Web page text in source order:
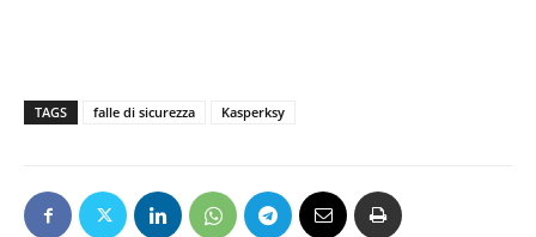
TAGS falle di sicurezza Kasperksy